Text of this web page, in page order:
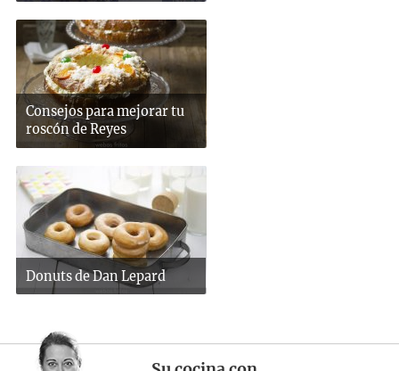
Consejos para mejorar tu
roscón de Reyes
Donuts de Dan Lepard